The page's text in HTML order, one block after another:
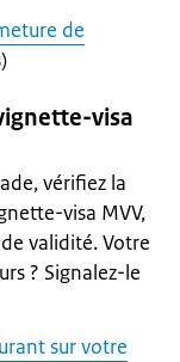
de
visa
vérifiez la
visa MVV,
validité. Votre
? Signalez-le
sur votre